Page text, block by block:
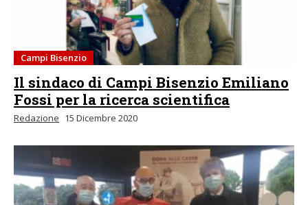
Campi Bisenzio
Il sindaco di Campi Bisenzio Emiliano
Fossi per la ricerca scientifica
Redazione 15 Dicembre 2020